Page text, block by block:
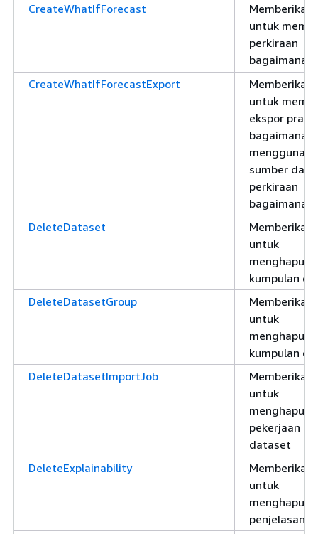
CreateWhatIfForecast
Memberikan
untuk
perkiraan
bagaimana-
CreateWhatIfForecastExport
Memberikan
untuk
ekspor
bagaimana-
sumber daya
perkiraan
bagaimana-
DeleteDataset
Memberikan
untuk
menghapus
kumpulan
DeleteDatasetGroup
Memberikan
untuk
menghapus
kumpulan
DeleteDatasetImportJob
Memberikan
untuk
menghapus
pekerjaan
dataset
DeleteExplainability
Memberikan
untuk
menghapus
penjelasan